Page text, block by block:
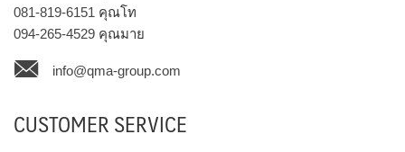
081-819-6151 คุณโท
094-265-4529 คุณมาย
info@qma-group.com
CUSTOMER SERVICE